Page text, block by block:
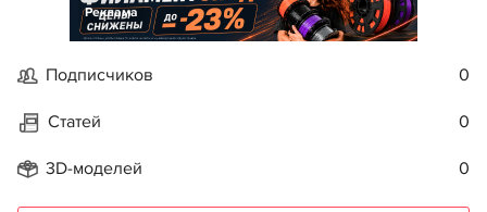
Реклама
Подписчиков 0
Статей 0
3D-моделей 0